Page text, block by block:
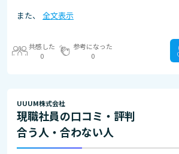
また、 全文表示
共感した
0
参考になった
0
UUUM株式会社
現職社員の口コミ・評判
合う人・合わない人